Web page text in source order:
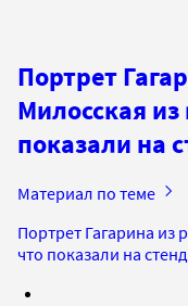
Портрет
Милосская
показали на
Материал по теме
Портрет Гагарина из
что показали на